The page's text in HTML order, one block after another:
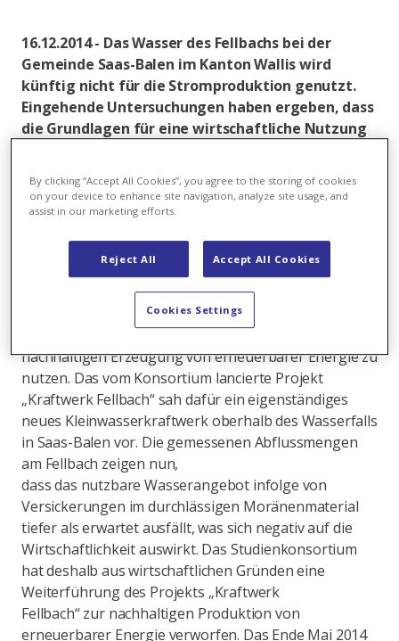
16.12.2014 - Das Wasser des Fellbachs bei der
Gemeinde Saas-Balen im Kanton Wallis wird
künftig nicht für die Stromproduktion genutzt.
Eingehende Untersuchungen haben ergeben, dass
die Grundlagen für eine wirtschaftliche Nutzung
deshalb nicht weiter verfolgt. Die Gemeinde Saas-
Balen und die Kraftwerke Mattmark AG hatten
gegründet, um die Möglichkeit der
Wasserkraftnutzung am Fellbach zu untersuchen.
Geplant war, das Wasser des heute ungenutzten
Fellbachs in der Walliser Gemeinde Saas-Balen zur
nachhaltigen Erzeugung von erneuerbarer Energie zu
nutzen. Das vom Konsortium lancierte Projekt
„Kraftwerk Fellbach“ sah dafür ein eigenständiges
neues Kleinwasserkraftwerk oberhalb des Wasserfalls
in Saas-Balen vor. Die gemessenen Abflussmengen
am Fellbach zeigen nun,
dass das nutzbare Wasserangebot infolge von
Versickerungen im durchlässigen Moränenmaterial
tiefer als erwartet ausfällt, was sich negativ auf die
Wirtschaftlichkeit auswirkt. Das Studienkonsortium
hat deshalb aus wirtschaftlichen Gründen eine
Weiterführung des Projekts „Kraftwerk
Fellbach“ zur nachhaltigen Produktion von
erneuerbarer Energie verworfen. Das Ende Mai 2014
By clicking “Accept All Cookies”, you agree to the storing of cookies
on your device to enhance site navigation, analyze site usage, and
assist in our marketing efforts.
Reject All Accept All Cookies
Cookies Settings